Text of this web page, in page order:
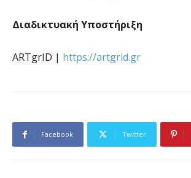
Διαδικτυακή Υποστήριξη
ARTgrID | https://artgrid.gr
Facebook Twitter